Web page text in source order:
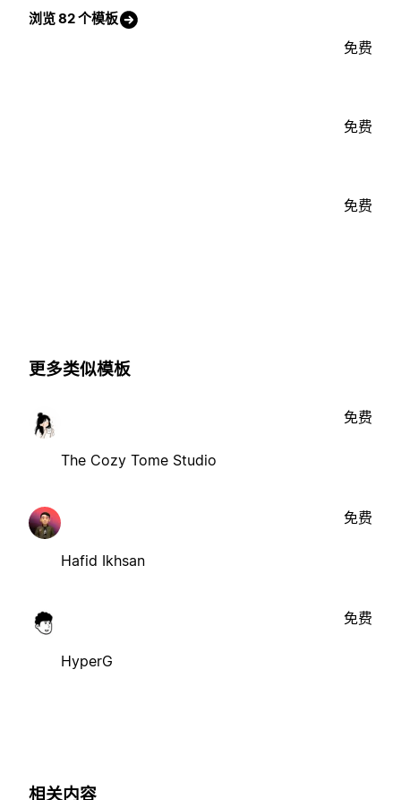
浏览 82 个模板
免费
免费
免费
更多类似模板
The Cozy Tome Studio
免费
Hafid Ikhsan
免费
HyperG
免费
相关内容